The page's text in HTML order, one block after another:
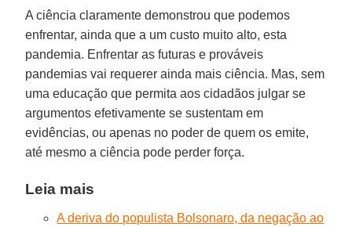
A ciência claramente demonstrou que podemos
enfrentar, ainda que a um custo muito alto, esta
pandemia. Enfrentar as futuras e prováveis
pandemias vai requerer ainda mais ciência. Mas, sem
uma educação que permita aos cidadãos julgar se
argumentos efetivamente se sustentam em
evidências, ou apenas no poder de quem os emite,
até mesmo a ciência pode perder força.
Leia mais
A deriva do populista Bolsonaro, da negação ao